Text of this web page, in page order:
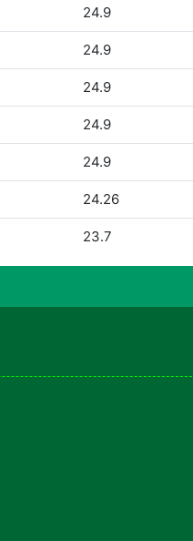
24.9
24.9
24.9
24.9
24.9
24.26
23.7